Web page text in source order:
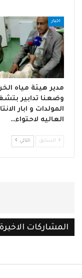
اخبار
مدير هيئة مياه
وضعنا تدابير
المولدات و ابار
العاليه لاحتواء…
السابق التالي
المشاركات الاخيرة